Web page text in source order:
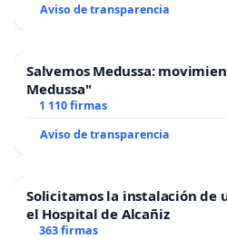
Aviso de transparencia
Salvemos Medussa:
Medussa"
1 110 firmas
Aviso de transparencia
Solicitamos la instalación de
el Hospital de Alcañiz
363 firmas